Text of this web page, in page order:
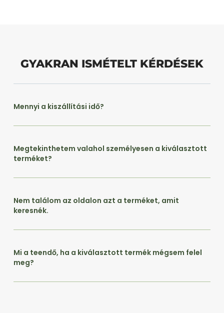
GYAKRAN ISMÉTELT KÉRDÉSEK
Mennyi a kiszállítási idő?
Megtekinthetem valahol személyesen a kiválasztott
terméket?
Nem találom az oldalon azt a terméket, amit
keresnék.
Mi a teendő, ha a kiválasztott termék mégsem felel
meg?